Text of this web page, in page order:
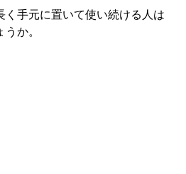
く手元に置いて使い続ける人は
か。